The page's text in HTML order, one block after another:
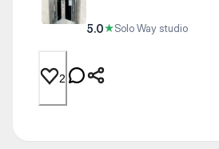
5.0★Solo Way studio
2